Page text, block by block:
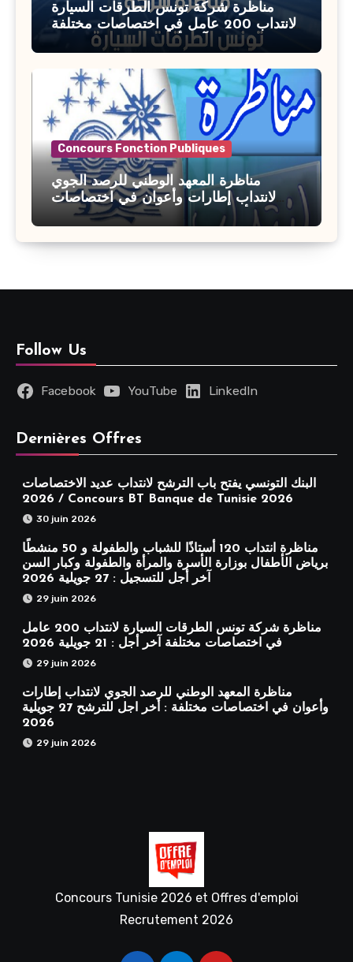
مناظرة شركة تونس الطرقات السيارة
لانتداب 200 عامل في اختصاصات مختلفة
آخر أجل : 21 جويلية 2026
Concours Fonction Publiques
مناظرة المعهد الوطني للرصد الجوي
لانتداب إطارات وأعوان في اختصاصات
مختلفة : أخر اجل للترشح 27 جويلية 2026
Follow Us
Facebook YouTube LinkedIn
Dernières Offres
البنك التونسي يفتح باب الترشح لانتداب عديد الاختصاصات
2026 / Concours BT Banque de Tunisie 2026
30 juin 2026
مناظرة انتداب 120 أستاذًا للشباب والطفولة و 50 منشطًا
برياض الأطفال بوزارة الأسرة والمرأة والطفولة وكبار السن
آخر أجل للتسجيل : 27 جويلية 2026
29 juin 2026
مناظرة شركة تونس الطرقات السيارة لانتداب 200 عامل
في اختصاصات مختلفة آخر أجل : 21 جويلية 2026
29 juin 2026
مناظرة المعهد الوطني للرصد الجوي لانتداب إطارات
وأعوان في اختصاصات مختلفة : أخر اجل للترشح 27 جويلية
2026
29 juin 2026
Concours Tunisie 2026 et Offres d'emploi
Recrutement 2026